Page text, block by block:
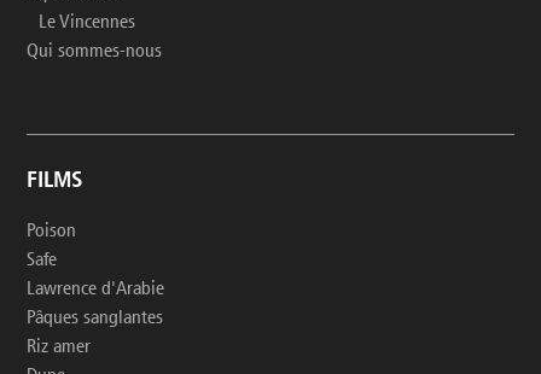
Le Vincennes
Qui sommes-nous
FILMS
Poison
Safe
Lawrence d'Arabie
Pâques sanglantes
Riz amer